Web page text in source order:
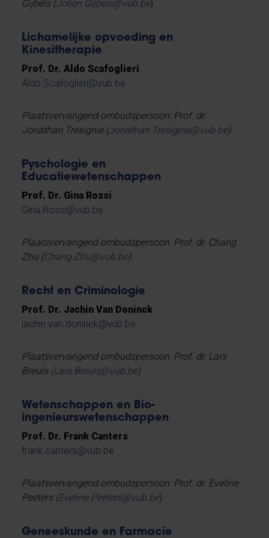
Gijbels (Jolien.Gijbels@vub.be)
Lichamelijke opvoeding en
Kinesitherapie
Prof. Dr. Aldo Scafoglieri
Aldo.Scafoglieri@vub.be
Plaatsvervangend ombudspersoon: Prof. dr.
Jonathan Tresignie (Jonathan.Tresignie@vub.be)
Pyschologie en
Educatiewetenschappen
Prof. Dr. Gina Rossi
Gina.Rossi@vub.be
Plaatsvervangend ombudspersoon: Prof. dr. Chang
Zhu (Chang.Zhu@vub.be)
Recht en Criminologie
Prof. Dr. Jachin Van Doninck
jachin.van.doninck@vub.be
Plaatsvervangend ombudspersoon: Prof. dr. Lars
Breuls (Lars.Breuls@vub.be)
Wetenschappen en Bio-
ingenieurswetenschappen
Prof. Dr. Frank Canters
frank.canters@vub.be
Plaatsvervangend ombudspersoon: Prof. dr. Eveline
Peeters (Eveline.Peeters@vub.be)
Geneeskunde en Farmacie